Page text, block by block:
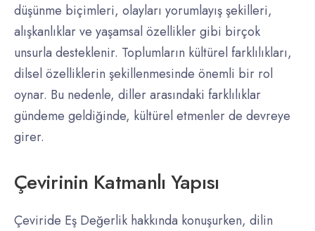
düşünme biçimleri, olayları yorumlayış şekilleri,
alışkanlıklar ve yaşamsal özellikler gibi birçok
unsurla desteklenir. Toplumların kültürel farklılıkları,
dilsel özelliklerin şekillenmesinde önemli bir rol
oynar. Bu nedenle, diller arasındaki farklılıklar
gündeme geldiğinde, kültürel etmenler de devreye
girer.
Çevirinin Katmanlı Yapısı
Çeviride Eş Değerlik hakkında konuşurken, dilin